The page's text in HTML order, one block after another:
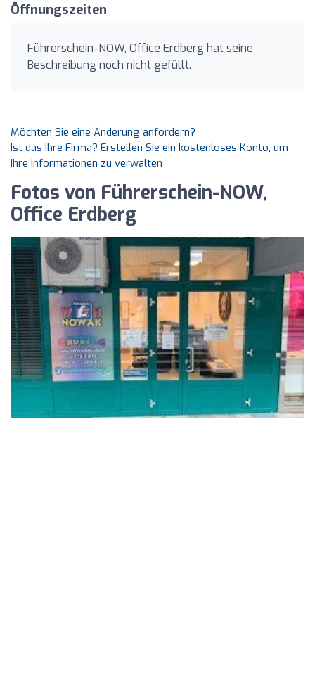
Öffnungszeiten
Führerschein-NOW, Office Erdberg hat seine
Beschreibung noch nicht gefüllt.
Möchten Sie eine Änderung anfordern?
Ist das Ihre Firma? Erstellen Sie ein kostenloses Konto, um
Ihre Informationen zu verwalten
Fotos von Führerschein-NOW,
Office Erdberg